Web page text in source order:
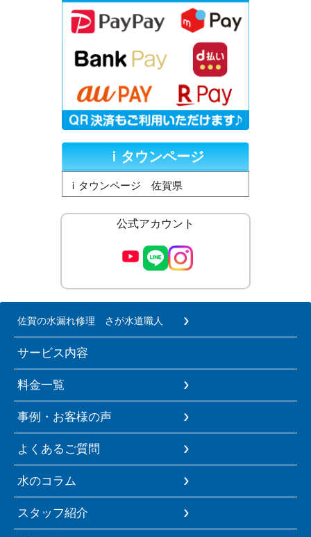
ｉタウンページ
ｉタウンページ 佐賀県
公式アカウント
佐賀の水漏れ修理 さが水道職人
サービス内容
料金一覧
事例・お客様の声
よくあるご質問
水のコラム
スタッフ紹介